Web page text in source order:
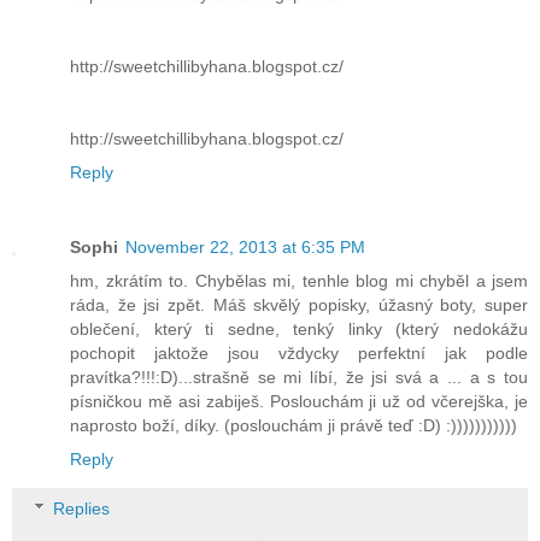
http://sweetchillibyhana.blogspot.cz/
http://sweetchillibyhana.blogspot.cz/
Reply
Sophi November 22, 2013 at 6:35 PM
hm, zkrátím to. Chybělas mi, tenhle blog mi chyběl a jsem
ráda, že jsi zpět. Máš skvělý popisky, úžasný boty, super
oblečení, který ti sedne, tenký linky (který nedokážu
pochopit jaktože jsou vždycky perfektní jak podle
pravítka?!!!:D)...strašně se mi líbí, že jsi svá a ... a s tou
písničkou mě asi zabiješ. Poslouchám ji už od včerejška, je
naprosto boží, díky. (poslouchám ji právě teď :D) :)))))))))))
Reply
Replies